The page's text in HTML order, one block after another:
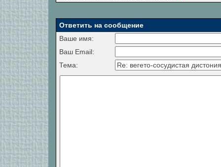
Ответить на сообщение
Ваше имя:
Ваш Email:
Тема: